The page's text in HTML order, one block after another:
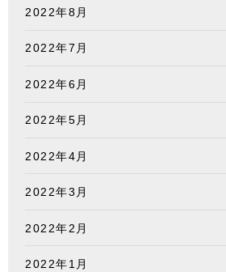
2022年8月
2022年7月
2022年6月
2022年5月
2022年4月
2022年3月
2022年2月
2022年1月